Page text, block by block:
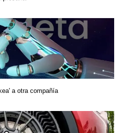
a otra compañía